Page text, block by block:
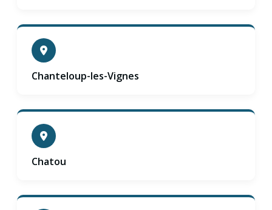
Chanteloup-les-Vignes
Chatou